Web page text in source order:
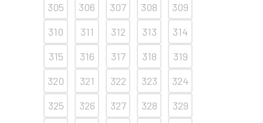
305
306 307 308
309
310
311 312 313
314
315
316 317 318
319
320
321 322 323
324
325
326 327 328
329